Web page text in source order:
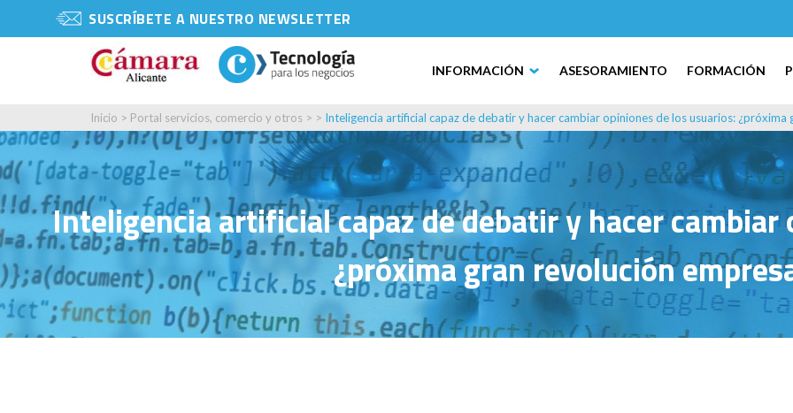
SUSCRÍBETE A NUESTRO NEWSLETTER
INFORMACIÓN ASESORAMIENTO FORMACIÓN
Inicio > Portal servicios, comercio y otros > > Inteligencia artificial capaz de debatir y hacer cambiar opiniones de los usuarios: ¿próxima
Inteligencia artificial capaz de debatir y hacer
¿próxima gran revolución